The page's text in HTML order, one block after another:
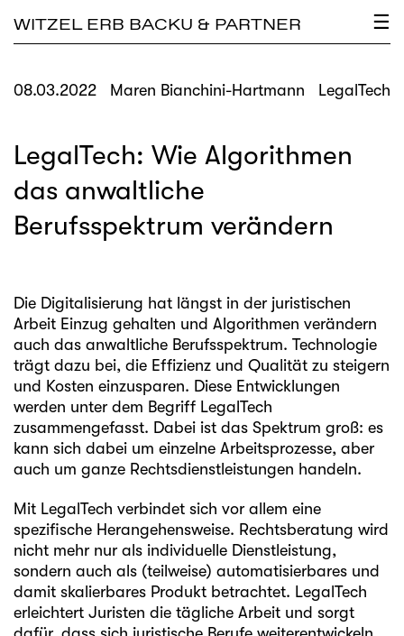
WITZEL ERB BACKU & PARTNER ☰
×
08.03.2022 Maren Bianchini-Hartmann LegalTech
LegalTech: Wie Algorithmen
das anwaltliche
Berufsspektrum verändern
Die Digitalisierung hat längst in der juristischen
Arbeit Einzug gehalten und Algorithmen verändern
auch das anwaltliche Berufsspektrum. Technologie
trägt dazu bei, die Effizienz und Qualität zu steigern
und Kosten einzusparen. Diese Entwicklungen
werden unter dem Begriff LegalTech
zusammengefasst. Dabei ist das Spektrum groß: es
kann sich dabei um einzelne Arbeitsprozesse, aber
auch um ganze Rechtsdienstleistungen handeln.
Mit LegalTech verbindet sich vor allem eine
spezifische Herangehensweise. Rechtsberatung wird
nicht mehr nur als individuelle Dienstleistung,
sondern auch als (teilweise) automatisierbares und
damit skalierbares Produkt betrachtet. LegalTech
erleichtert Juristen die tägliche Arbeit und sorgt